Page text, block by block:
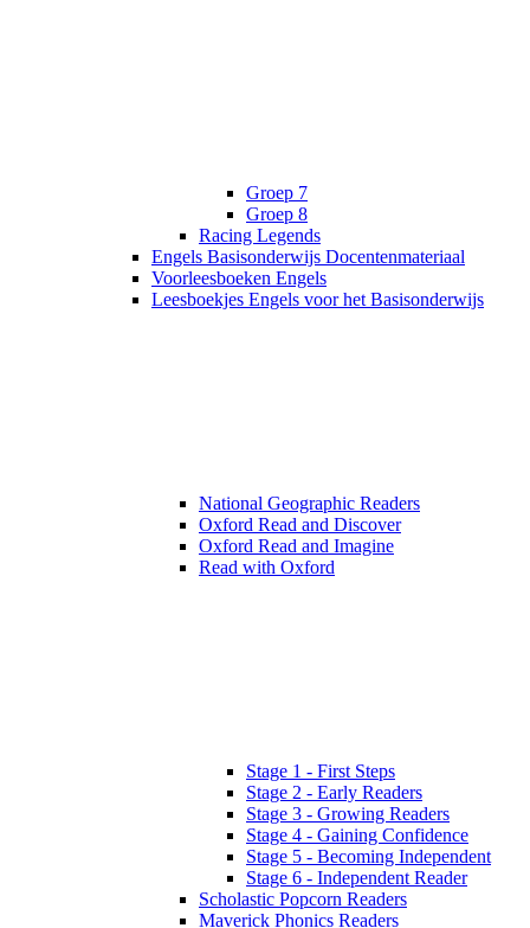
Groep 7
Groep 8
Racing Legends
Engels Basisonderwijs Docentenmateriaal
Voorleesboeken Engels
Leesboekjes Engels voor het Basisonderwijs
National Geographic Readers
Oxford Read and Discover
Oxford Read and Imagine
Read with Oxford
Stage 1 - First Steps
Stage 2 - Early Readers
Stage 3 - Growing Readers
Stage 4 - Gaining Confidence
Stage 5 - Becoming Independent
Stage 6 - Independent Reader
Scholastic Popcorn Readers
Maverick Phonics Readers